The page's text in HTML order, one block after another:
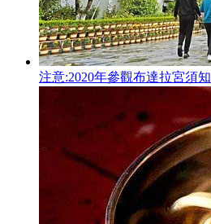
注意:2020年參觀布達拉宮須知